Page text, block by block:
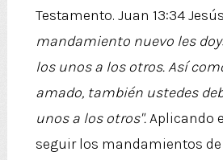
Testamento. Juan 13:34
mandamiento nuevo les
los unos a los otros. Así
amado, también ustedes
unos a los otros".Aplicando
seguir los mandamientos